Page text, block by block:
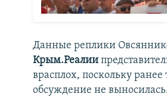
Данные реплики
Крым.Реалии
врасплох, поскольку
обсуждение не